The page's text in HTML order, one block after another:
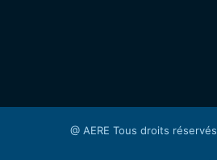
@ AERE Tous droits réservés